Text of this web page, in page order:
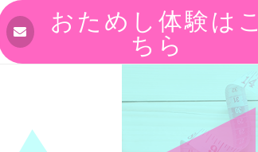
おためし体験はこ
ちら